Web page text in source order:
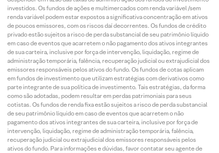
investidos. Os fundos de ações e multimercados com renda variável /sem
renda variável podem estar expostos a significativa concentração em ativos
de poucos emissores, com os riscos daí decorrentes. Os fundos de crédito
privado estão sujeitos a risco de perda substancial de seu patrimônio líquido
em caso de eventos que acarretem o não pagamento dos ativos integrantes
de sua carteira, inclusive por força de intervenção, liquidação, regime de
administração temporária, falência, recuperação judicial ou extrajudicial dos
emissores responsáveis pelos ativos do fundo. Os fundos de cotas aplicam
em fundos de investimento que utilizam estratégias com derivativos como
parte integrante de sua política de investimento. Tais estratégias, da forma
como são adotadas, podem resultar em perdas patrimoniais para seus
cotistas. Os fundos de renda fixa estão sujeitos a risco de perda substancial
de seu patrimônio líquido em caso de eventos que acarretem o não
pagamento dos ativos integrantes de sua carteira, inclusive por força de
intervenção, liquidação, regime de administração temporária, falência,
recuperação judicial ou extrajudicial dos emissores responsáveis pelos
ativos do fundo. Para informações e dúvidas, favor contatar seu agente de